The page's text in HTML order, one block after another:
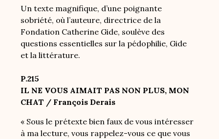
Un texte magnifique, d’une poignante
sobriété, où l’auteure, directrice de la
Fondation Catherine Gide, soulève des
questions essentielles sur la pédophilie, Gide
et la littérature.
P.215
IL NE VOUS AIMAIT PAS NON PLUS, MON
CHAT / François Derais
« Sous le prétexte bien faux de vous intéresser
à ma lecture, vous rappelez-vous ce que vous